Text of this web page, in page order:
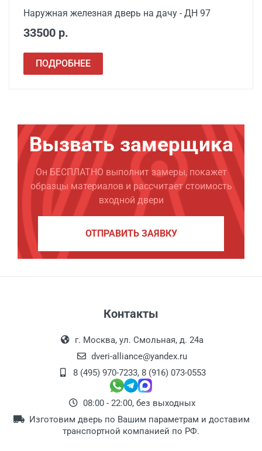
Наружная железная дверь на дачу - ДН 97
33500 р.
ПОДРОБНЕЕ
Вызвать замерщика
Он БЕСПЛАТНО выполнит замеры, покажет
образцы материалов и рассчитает стоимость
входной двери
ОТПРАВИТЬ ЗАЯВКУ
Контакты
г. Москва, ул. Смольная, д. 24а
dveri-alliance@yandex.ru
8 (495) 970-7233, 8 (916) 073-0553
08:00 - 22:00, без выходных
Изготовим дверь по Вашим параметрам и доставим
транспортной компанией по РФ.